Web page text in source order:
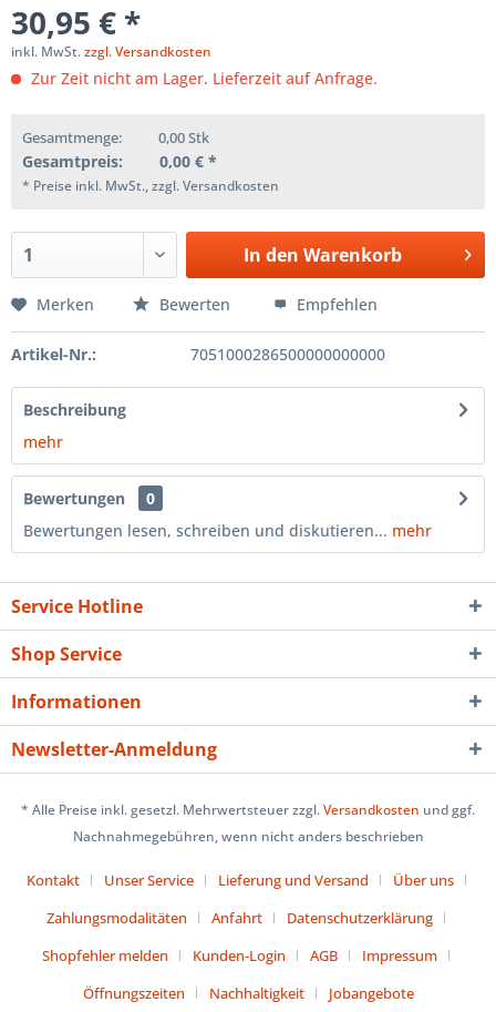
30,95 € *
inkl. MwSt.zzgl. Versandkosten
Zur Zeit nicht am Lager. Lieferzeit auf Anfrage.
Gesamtmenge: 0,00Stk
Gesamtpreis: 0,00 € *
* Preise inkl. MwSt., zzgl. Versandkosten
In den Warenkorb
Merken Bewerten Empfehlen
Artikel-Nr.: 7051000286500000000000
Beschreibung
mehr
Bewertungen
0
Bewertungen lesen, schreiben und diskutieren... mehr
Service Hotline
Shop Service
Informationen
Newsletter-Anmeldung
* Alle Preise inkl. gesetzl. Mehrwertsteuer zzgl.Versandkosten und ggf.
Nachnahmegebühren, wenn nicht anders beschrieben
Kontakt Unser Service Lieferung und Versand
Über uns
Zahlungsmodalitäten
Anfahrt
Datenschutzerklärung
Shopfehler melden
Kunden-Login AGB
Impressum
Öffnungszeiten
Nachhaltigkeit Jobangebote